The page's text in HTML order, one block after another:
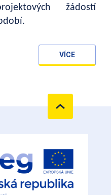
žádostí
VÍCE